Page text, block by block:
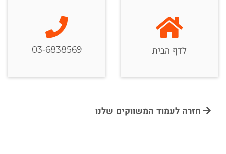
לדף הבית 03-6838569
חזרה לעמוד המשווקים שלנו